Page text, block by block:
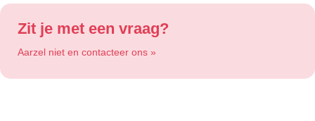
Zit je met een vraag?
Aarzel niet en contacteer ons »